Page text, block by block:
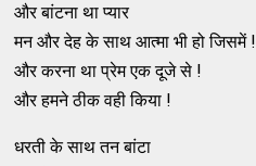
और बांटना था प्यार
मन और देह के साथ आत्मा भी हो जिसमें !
और करना था प्रेम एक दूजे से !
और हमने ठीक वही किया !
धरती के साथ तन बांटा